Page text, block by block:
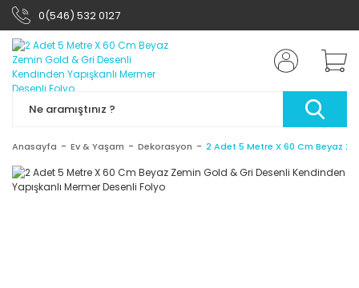
0(546) 532 0127
Anasayfa Ev & Yaşam Dekorasyon 2 Adet 5 Metre X 60 Cm Beyaz